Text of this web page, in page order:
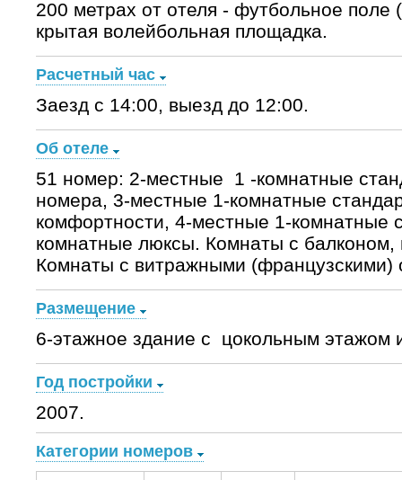
200 метрах от отеля - футбольное поле
крытая волейбольная площадка.
Расчетный час
Заезд с 14:00, выезд до 12:00.
Об отеле
51 номер: 2-местные 1 -комнатные
номера, 3-местные 1-комнатные
комфортности, 4-местные 1-комнатные
комнатные люксы. Комнаты с балконом,
Комнаты с витражными (французскими)
Размещение
6-этажное здание с цокольным
Год постройки
2007.
Категории номеров